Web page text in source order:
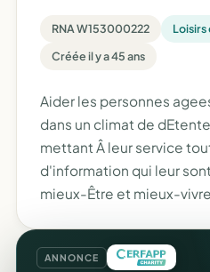
RNA W153000222
Loisirs
Créée il y a 45 ans
Aider les personnes
dans un climat de
mettant Â leur service
d'information qui leur
mieux-Être et mieux-vivre
ANNONCE